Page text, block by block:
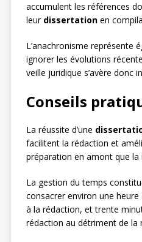
accumulent les références
leur dissertation en
L’anachronisme représente
ignorer les évolutions
veille juridique s’avère donc
Conseils
La réussite d’une
facilitent la rédaction et
préparation en amont que
La gestion du temps
consacrer environ une heure
à la rédaction, et trente
rédaction au détriment de la